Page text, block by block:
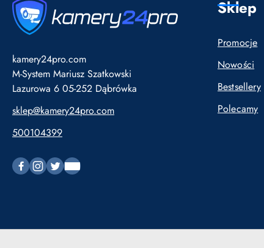
kamery24pro.com
M-System Mariusz Szatkowski
Lazurowa 6 05-252 Dąbrówka
sklep@kamery24pro.com
500104399
Sklep
Promocje
Nowości
Bestsellery
Polecamy